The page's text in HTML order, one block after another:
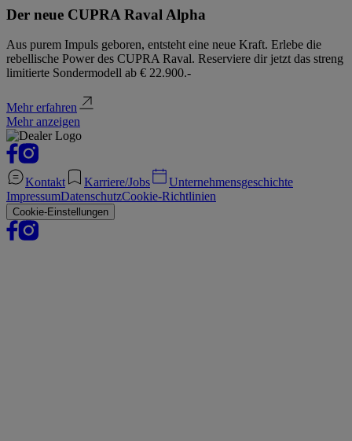
Der neue CUPRA Raval Alpha
Aus purem Impuls geboren, entsteht eine neue Kraft. Erlebe die
rebellische Power des CUPRA Raval. Reserviere dir jetzt das streng
limitierte Sondermodell ab € 22.900.-
Mehr erfahren
Mehr anzeigen
Kontakt Karriere/Jobs
Unternehmensgeschichte
ImpressumDatenschutzCookie-Richtlinien
Cookie-Einstellungen